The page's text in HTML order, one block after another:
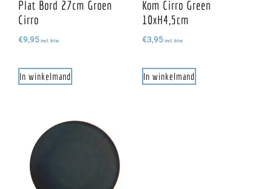
Plat Bord 27cm Groen
Cirro
€9,95 incl. btw
In winkelmand
Kom Cirro Green
10xH4,5cm
€3,95 incl. btw
In winkelmand